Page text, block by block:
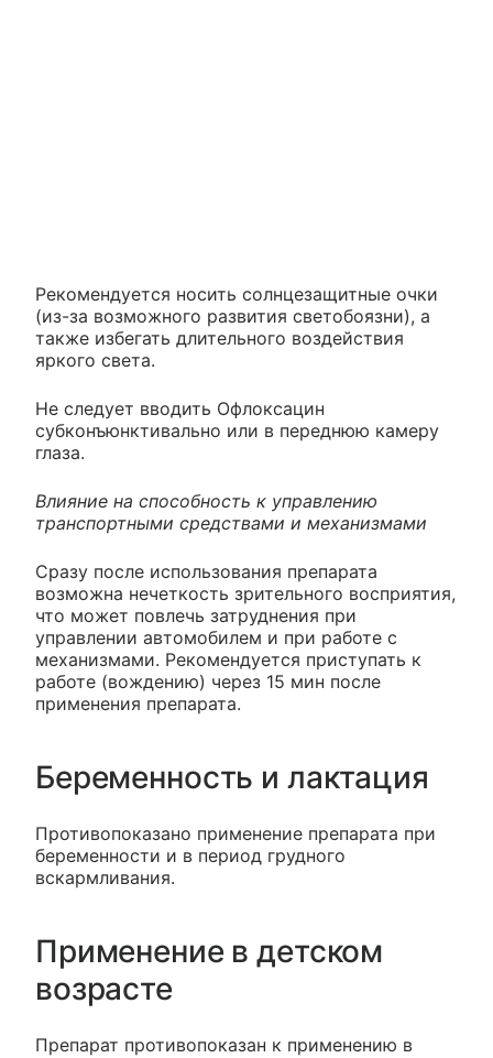
Рекомендуется носить солнцезащитные очки
(из-за возможного развития светобоязни), а
также избегать длительного воздействия
яркого света.
Не следует вводить Офлоксацин
субконъюнктивально или в переднюю камеру
глаза.
Влияние на способность к управлению
транспортными средствами и механизмами
Сразу после использования препарата
возможна нечеткость зрительного восприятия,
что может повлечь затруднения при
управлении автомобилем и при работе с
механизмами. Рекомендуется приступать к
работе (вождению) через 15 мин после
применения препарата.
Беременность и лактация
Противопоказано применение препарата при
беременности и в период грудного
вскармливания.
Применение в детском
возрасте
Препарат противопоказан к применению в